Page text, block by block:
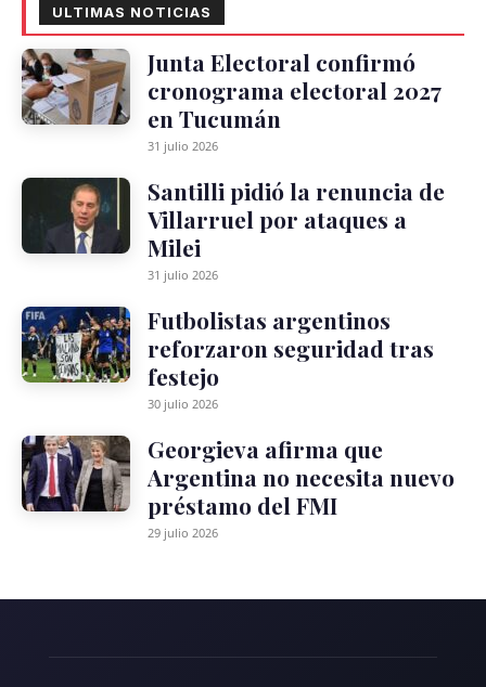
ULTIMAS NOTICIAS
Junta Electoral confirmó
cronograma electoral 2027
en Tucumán
31 julio 2026
Santilli pidió la renuncia de
Villarruel por ataques a
Milei
31 julio 2026
Futbolistas argentinos
reforzaron seguridad tras
festejo
30 julio 2026
Georgieva afirma que
Argentina no necesita nuevo
préstamo del FMI
29 julio 2026